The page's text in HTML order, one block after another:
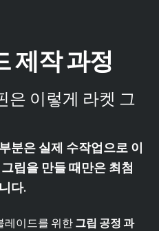
제작 과정
은 이렇게 라켓 그
분은 실제 수작업으로 이
립을 만들 때만은 최첨
다.
레이드를 위한그립 공정 과